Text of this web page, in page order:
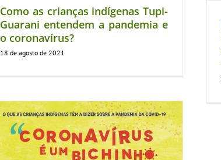
Como as crianças indígenas Tupi-
Guarani entendem a pandemia e
o coronavírus?
18 de agosto de 2021